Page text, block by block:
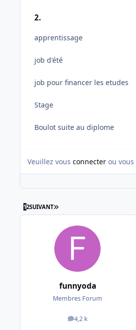
2.
apprentissage
job d'été
job pour financer les etudes
Stage
Boulot suite au diplome
Veuillez vous connecter ou vous
12SUIVANT DERNIÈRE PAGE
funnyoda
Membres Forum
4,2 k
messages